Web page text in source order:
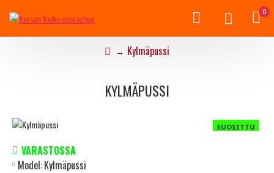
0
Kylmäpussi
KYLMÄPUSSI
SUOSITTU
VARASTOSSA
Model:Kylmäpussi